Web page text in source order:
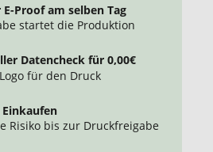
Proof am selben Tag
startet die Produktion
Datencheck für 0,00€
für den Druck
Risiko bis zur Druckfreigabe